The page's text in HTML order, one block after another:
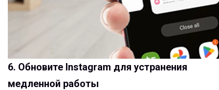
6. Обновите Instagram для устранения
медленной работы